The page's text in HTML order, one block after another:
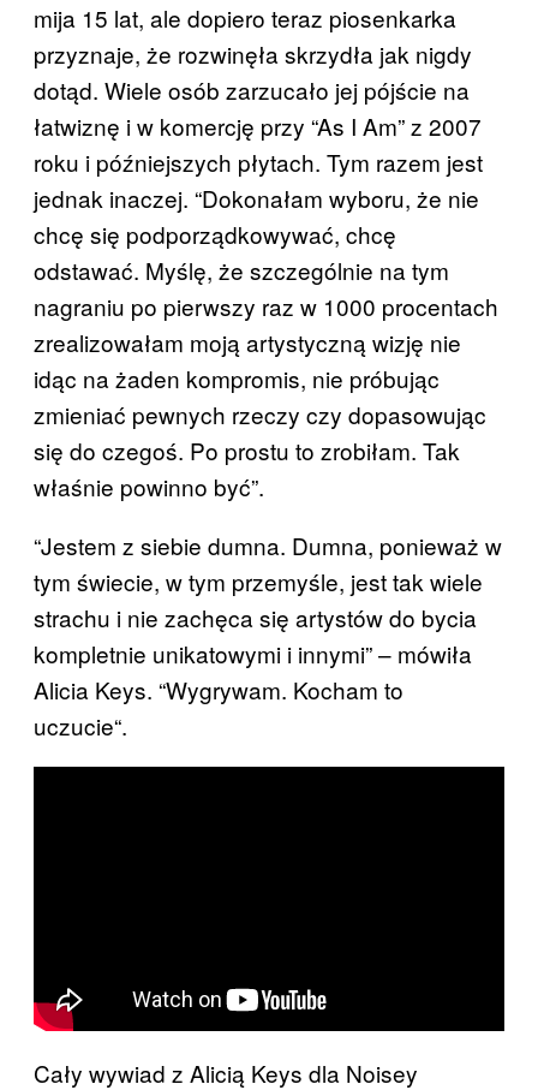
mija 15 lat, ale dopiero teraz piosenkarka
przyznaje, że rozwinęła skrzydła jak nigdy
dotąd. Wiele osób zarzucało jej pójście na
łatwiznę i w komercję przy “As I Am” z 2007
roku i późniejszych płytach. Tym razem jest
jednak inaczej. “Dokonałam wyboru, że nie
chcę się podporządkowywać, chcę
odstawać. Myślę, że szczególnie na tym
nagraniu po pierwszy raz w 1000 procentach
zrealizowałam moją artystyczną wizję nie
idąc na żaden kompromis, nie próbując
zmieniać pewnych rzeczy czy dopasowując
się do czegoś. Po prostu to zrobiłam. Tak
właśnie powinno być”.
“Jestem z siebie dumna. Dumna, ponieważ w
tym świecie, w tym przemyśle, jest tak wiele
strachu i nie zachęca się artystów do bycia
kompletnie unikatowymi i innymi” – mówiła
Alicia Keys. “Wygrywam. Kocham to
uczucie“.
Cały wywiad z Alicią Keys dla Noisey